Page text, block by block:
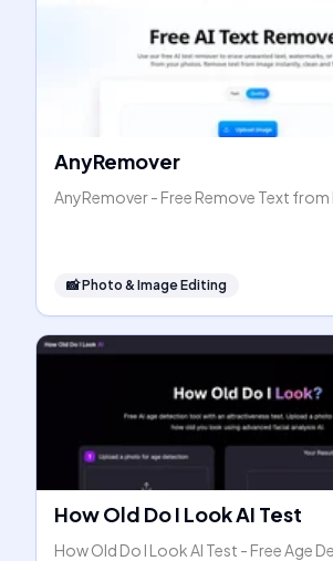
AnyRemover
AnyRemover - Free Remove Text from
📸Photo & Image Editing
How Old Do I Look AI Test
How Old Do I Look AI Test - Free Age